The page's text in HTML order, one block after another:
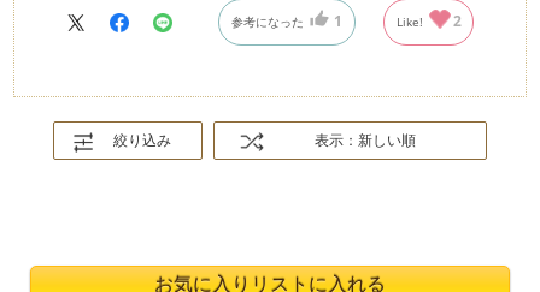
参考になった 1 Like! 2
絞り込み 表示：新しい順